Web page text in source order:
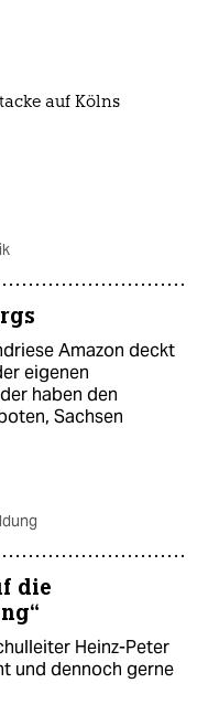
auf Kölns
Amazon deckt
eigenen
haben den
Sachsen
die
Heinz-Peter
und dennoch gerne